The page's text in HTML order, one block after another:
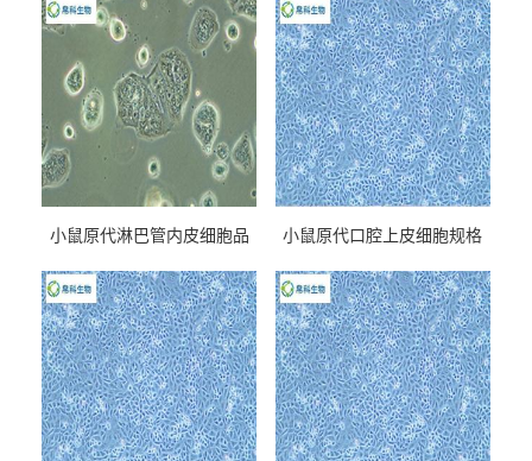
小鼠原代淋巴管内皮细胞品
小鼠原代口腔上皮细胞规格